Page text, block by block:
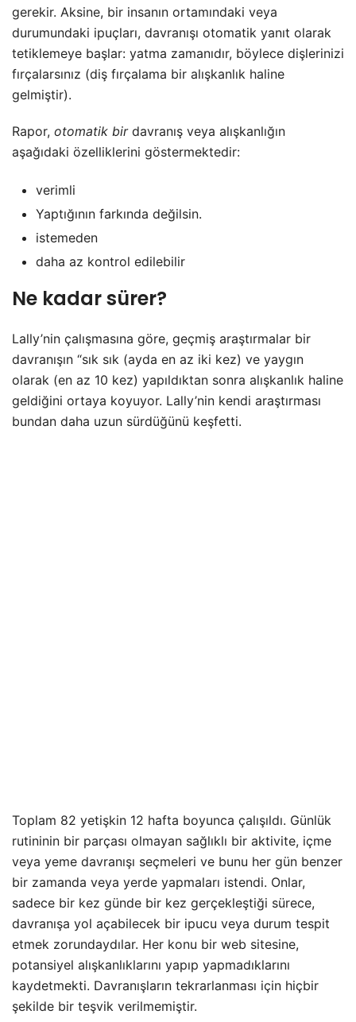
gerekir. Aksine, bir insanın ortamındaki veya
durumundaki ipuçları, davranışı otomatik yanıt olarak
tetiklemeye başlar: yatma zamanıdır, böylece dişlerinizi
fırçalarsınız (diş fırçalama bir alışkanlık haline
gelmiştir).
Rapor, otomatik birdavranış veya alışkanlığın
aşağıdaki özelliklerini göstermektedir:
verimli
Yaptığının farkında değilsin.
istemeden
daha az kontrol edilebilir
Ne kadar sürer?
Lally’nin çalışmasına göre, geçmiş araştırmalar bir
davranışın “sık sık (ayda en az iki kez) ve yaygın
olarak (en az 10 kez) yapıldıktan sonra alışkanlık haline
geldiğini ortaya koyuyor. Lally’nin kendi araştırması
bundan daha uzun sürdüğünü keşfetti.
Toplam 82 yetişkin 12 hafta boyunca çalışıldı. Günlük
rutininin bir parçası olmayan sağlıklı bir aktivite, içme
veya yeme davranışı seçmeleri ve bunu her gün benzer
bir zamanda veya yerde yapmaları istendi. Onlar,
sadece bir kez günde bir kez gerçekleştiği sürece,
davranışa yol açabilecek bir ipucu veya durum tespit
etmek zorundaydılar. Her konu bir web sitesine,
potansiyel alışkanlıklarını yapıp yapmadıklarını
kaydetmekti. Davranışların tekrarlanması için hiçbir
şekilde bir teşvik verilmemiştir.